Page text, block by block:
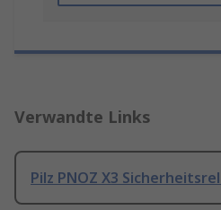
Verwandte Links
Pilz PNOZ X3